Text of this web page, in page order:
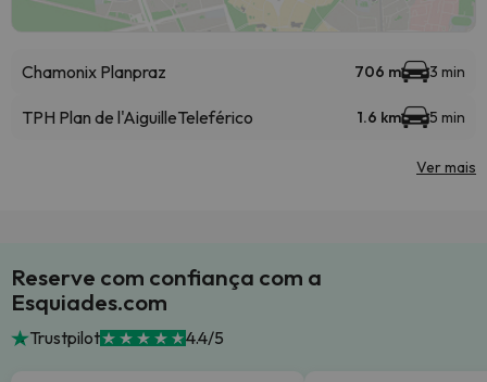
Chamonix Planpraz 706 m 3 min
TPH Plan de l'AiguilleTeleférico 1.6 km 5 min
Ver mais
Reserve com confiança com a
Esquiades.com
Trustpilot 4.4/5